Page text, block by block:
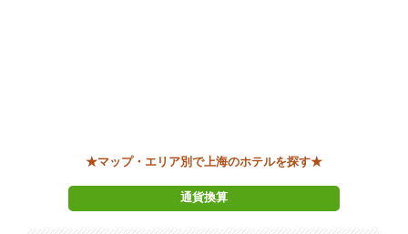
★マップ・エリア別で上海のホテルを探す★
通貨換算